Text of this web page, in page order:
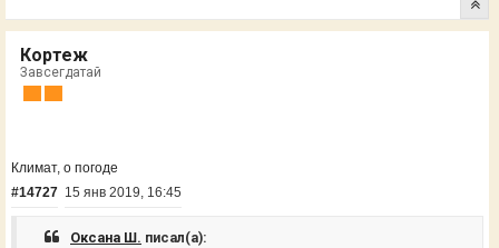
Кортеж
Завсегдатай
Климат, о погоде
#14727 15 янв 2019, 16:45
Оксана Ш. писал(а):